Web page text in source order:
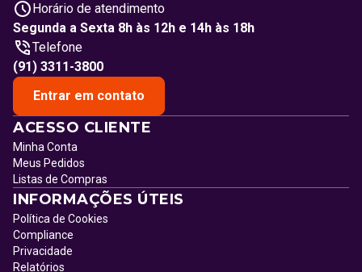
Horário de atendimento
Segunda a Sexta 8h às 12h e 14h às 18h
Telefone
(91) 3311-3800
Entrar em contato
ACESSO CLIENTE
Minha Conta
Meus Pedidos
Listas de Compras
INFORMAÇÕES ÚTEIS
Política de Cookies
Compliance
Privacidade
Relatórios